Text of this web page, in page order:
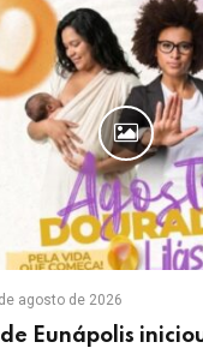
agosto de 2026
Eunápolis